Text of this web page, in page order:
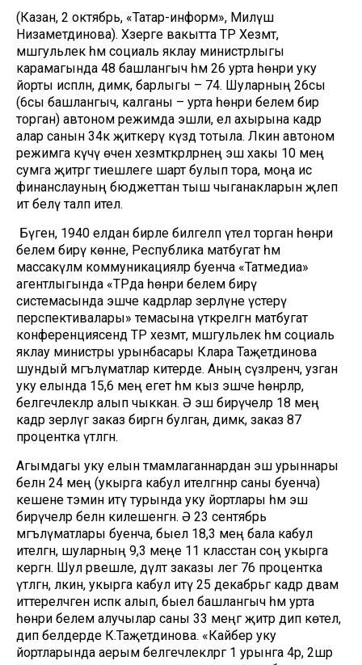
(Казан, 2 октябрь, «Татар-информ», Миләүшә
Низаметдинова). Хәзерге вакытта ТР Хезмәт,
мәшгульлек һәм социаль яклау министрлыгы
карамагында 48 башлангыч һәм 26 урта һөнәри уку
йорты исәпләнә, димәк, барлыгы – 74. Шуларның 26сы
(6сы башлангыч, калганы – урта һөнәри белем бирә
торган) автоном режимда эшли, ел ахырына кадәр
алар санын 34кә җиткерү күздә тотыла. Ләкин автоном
режимга күчү өчен хезмәткәрләрнең эш хакы 10 мең
сумга җитәргә тиешлеге шарт булып тора, моңа исә
финанслауның бюджеттан тыш чыганакларын җәлеп
итә белү таләп ителә.
Бүген, 1940 елдан бирле билгеләп үтелә торган һөнәри
белем бирү көнне, Республика матбугат һәм
массакүләм коммуникацияләр буенча «Татмедиа»
агентлыгында «ТРда һөнәри белем бирү
системасында эшче кадрлар әзерләүне үстерү
перспективалары» темасына үткәрелгән матбугат
конференциясендә ТР хезмәт, мәшгульлек һәм социаль
яклау министры урынбасары Клара Таҗетдинова
шундый мәгълүматлар китерде. Аның сүзләренчә, узган
уку елында 15,6 мең егет һәм кыз эшче һөнәрләр,
белгечлекләр алып чыккан. Ә эш бирүчеләр 18 мең
кадр әзерләүгә заказ биргән булган, димәк, заказ 87
процентка үтәлгән.
Агымдагы уку елын тәмамлаганнардан эш урыннары
белән 24 мең (укырга кабул ителгәннәр саны буенча)
кешене тәэмин итү турында уку йортлары һәм эш
бирүчеләр белән килешенгән. Ә 23 сентябрь
мәгълүматлары буенча, быел 18,3 мең бала кабул
ителгән, шуларның 9,3 меңе 11 класстан соң укырга
кергән. Шул рәвешле, дәүләт заказы әлегә 76 процентка
үтәлгән, ләкин, укырга кабул итү 25 декабрьгә кадәр дәвам
иттереләчәген исәпкә алып, быел башлангыч һәм урта
һөнәри белем алучылар саны 33 меңгә җитәр дип көтелә,
дип белдерде К.Таҗетдинова. «Кайбер уку
йортларында аерым белгечлекләргә 1 урынга 4әр, 2шәр